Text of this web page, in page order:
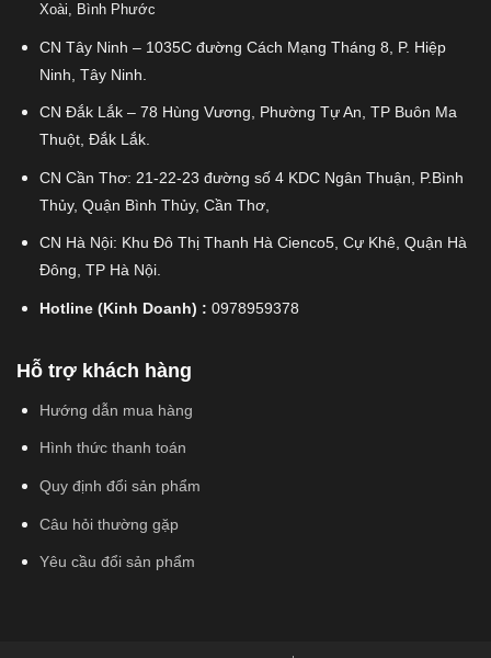
Xoài, Bình Phước
CN Tây Ninh – 1035C đường Cách Mạng Tháng 8, P. Hiệp
Ninh, Tây Ninh.
CN Đắk Lắk – 78 Hùng Vương, Phường Tự An, TP Buôn Ma
Thuột, Đắk Lắk.
CN Cần Thơ: 21-22-23 đường số 4 KDC Ngân Thuận, P.Bình
Thủy, Quận Bình Thủy, Cần Thơ,
CN Hà Nội: Khu Đô Thị Thanh Hà Cienco5, Cự Khê, Quận Hà
Đông, TP Hà Nội.
Hotline (Kinh Doanh) : 0978959378
Hỗ trợ khách hàng
Hướng dẫn mua hàng
Hình thức thanh toán
Quy định đổi sản phẩm
Câu hỏi thường gặp
Yêu cầu đổi sản phẩm